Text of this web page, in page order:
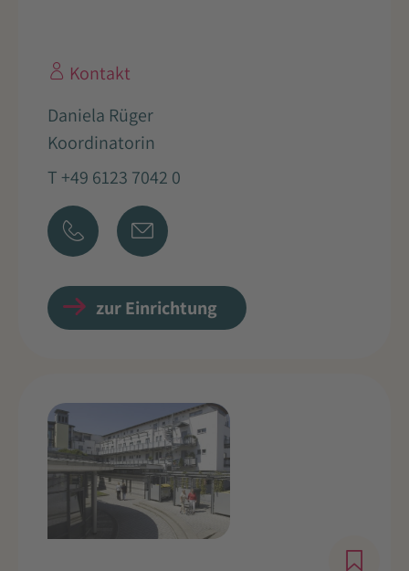
Kontakt
Daniela Rüger
Koordinatorin
T +49 6123 7042 0
zur Einrichtung